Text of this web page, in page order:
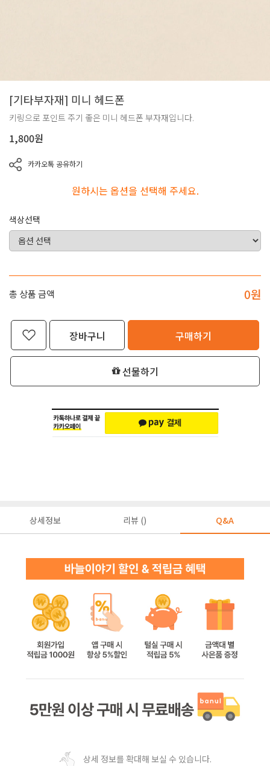
[기타부자재] 미니 헤드폰
키링으로 포인트 주기 좋은 미니 헤드폰 부자재입니다.
1,800원
카카오톡 공유하기
원하시는 옵션을 선택해 주세요.
색상선택
총 상품 금액 0원
장바구니 구매하기
선물하기
상세정보 리뷰 () Q&A
상세 정보를 확대해 보실 수 있습니다.